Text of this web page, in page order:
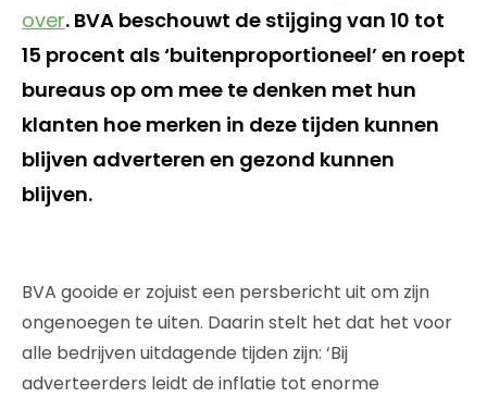
over. BVA beschouwt de stijging van 10 tot
15 procent als ‘buitenproportioneel’ en roept
bureaus op om mee te denken met hun
klanten hoe merken in deze tijden kunnen
blijven adverteren en gezond kunnen
blijven.
BVA gooide er zojuist een persbericht uit om zijn
ongenoegen te uiten. Daarin stelt het dat het voor
alle bedrijven uitdagende tijden zijn: ‘Bij
adverteerders leidt de inflatie tot enorme